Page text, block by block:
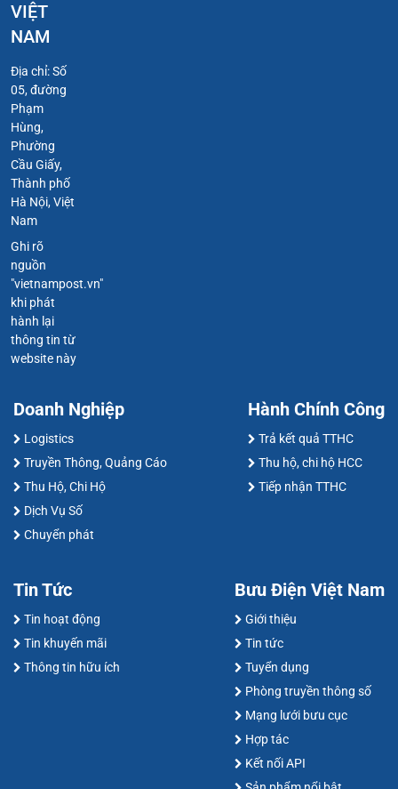
VIỆT
NAM
Địa chỉ: Số
05, đường
Phạm
Hùng,
Phường
Cầu Giấy,
Thành phố
Hà Nội, Việt
Nam
Ghi rõ
nguồn
"vietnampost.vn"
khi phát
hành lại
thông tin từ
website này
Doanh Nghiệp
Logistics
Truyền Thông, Quảng Cáo
Thu Hộ, Chi Hộ
Dịch Vụ Số
Chuyển phát
Hành Chính Công
Trả kết quả TTHC
Thu hộ, chi hộ HCC
Tiếp nhận TTHC
Tin Tức
Tin hoạt động
Tin khuyến mãi
Thông tin hữu ích
Bưu Điện Việt Nam
Giới thiệu
Tin tức
Tuyển dụng
Phòng truyền thông số
Mạng lưới bưu cục
Hợp tác
Kết nối API